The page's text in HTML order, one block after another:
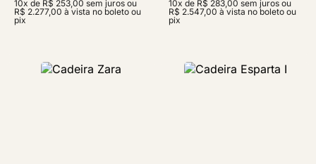
10x de R$ 253,00 sem juros ou
R$ 2.277,00 à vista no boleto ou
pix
10x de R$ 283,00 sem juros ou
R$ 2.547,00 à vista no boleto ou
pix